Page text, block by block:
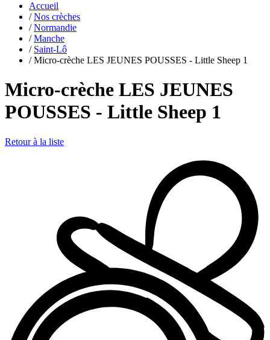
Accueil
/ Nos crèches
/ Normandie
/ Manche
/ Saint-Lô
/ Micro-crèche LES JEUNES POUSSES - Little Sheep 1
Micro-crèche LES JEUNES
POUSSES - Little Sheep 1
Retour à la liste